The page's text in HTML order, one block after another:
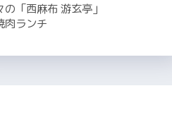
の「西麻布 游玄亭」
肉ランチ